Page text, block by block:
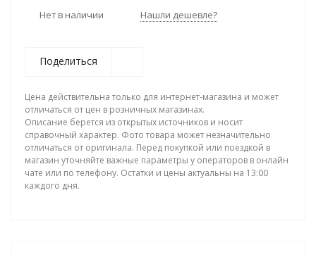
Нет в наличии Нашли дешевле?
Поделиться
Цена действительна только для интернет-магазина и может
отличаться от цен в розничных магазинах.
Описание берется из открытых источников и носит
справочный характер. Фото товара может незначительно
отличаться от оригинала. Перед покупкой или поездкой в
магазин уточняйте важные параметры у операторов в онлайн
чате или по телефону. Остатки и цены актуальны на 13:00
каждого дня.